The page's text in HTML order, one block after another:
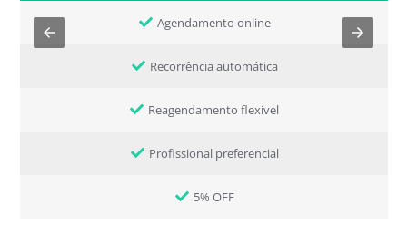
Agendamento online
Recorrência automática
Reagendamento flexível
Profissional preferencial
5% OFF